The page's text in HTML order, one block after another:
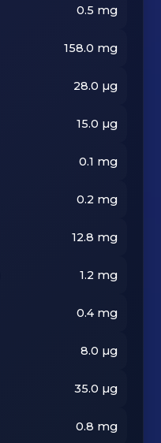
0.5 mg
158.0 mg
28.0 µg
15.0 µg
0.1 mg
0.2 mg
12.8 mg
1.2 mg
0.4mg
8.0 µg
35.0 µg
0.8 mg